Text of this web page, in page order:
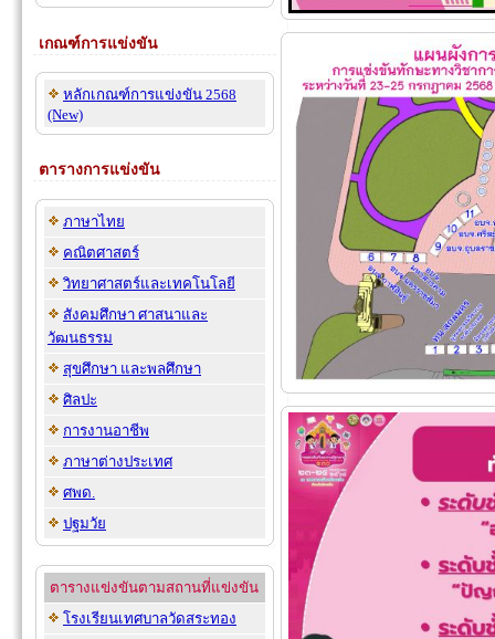
เกณฑ์การแข่งขัน
หลักเกณฑ์การแข่งขัน 2568
(New)
ตารางการแข่งขัน
ภาษาไทย
คณิตศาสตร์
วิทยาศาสตร์และเทคโนโลยี
สังคมศึกษา ศาสนาและ
วัฒนธรรม
สุขศึกษา และพลศึกษา
ศิลปะ
การงานอาชีพ
ภาษาต่างประเทศ
ศพด.
ปฐมวัย
ตารางแข่งขันตามสถานที่แข่งขัน
โรงเรียนเทศบาลวัดสระทอง